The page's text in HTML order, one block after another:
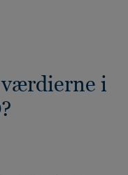
værdierne i